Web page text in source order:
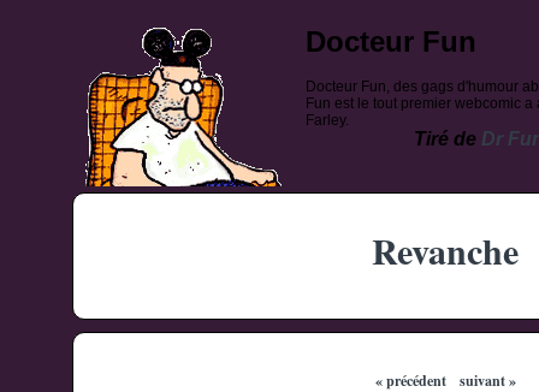
Docteur Fun
Docteur Fun, des gags d'humour
Fun est le tout premier webcomic
Farley.
Tiré de Dr
Revanche
« précédent suivant »